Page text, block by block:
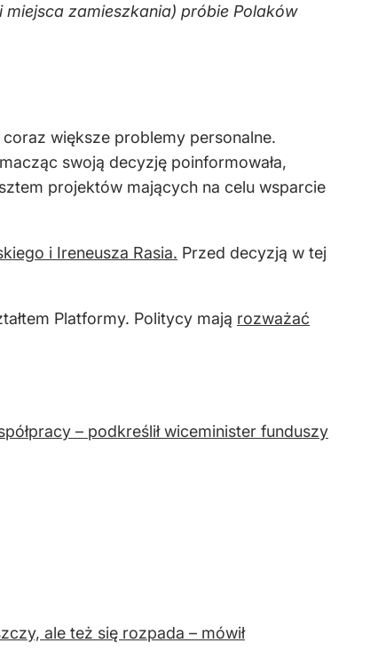
zamieszkania) próbie Polaków
większe problemy personalne.
swoją decyzję poinformowała,
projektów mających na celu wsparcie
i Ireneusza Rasia. Przed decyzją w tej
Platformy. Politycy mają rozważać
– podkreślił wiceminister funduszy
ale też się rozpada – mówił